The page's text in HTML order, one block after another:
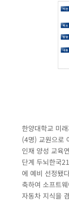
한양대학교 미
(4명) 교원으로
인재 양성 교육
단계 두뇌한국
에 예비 선정됐
축하여 소프트
자동차 지식을